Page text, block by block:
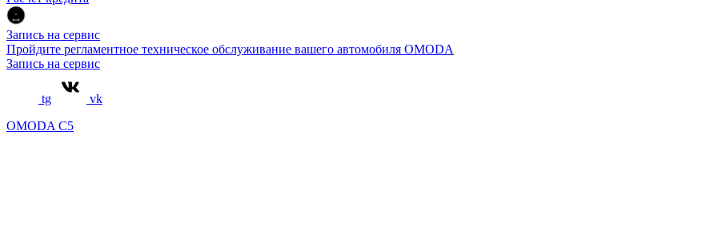
Запись на сервис
Пройдите регламентное техническое обслуживание вашего автомобиля OMODA
Запись на сервис
tg
vk
OMODA C5